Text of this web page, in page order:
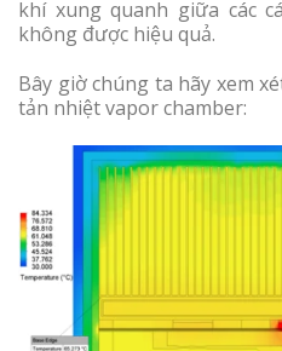
khí xung quanh giữa các
không được hiệu quả.
Bây giờ chúng ta hãy xem
tản nhiệt vapor chamber: